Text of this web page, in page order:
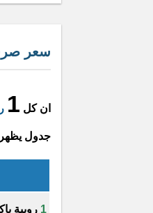
سعر صرف
ان كل 1
جدول
1 روبية